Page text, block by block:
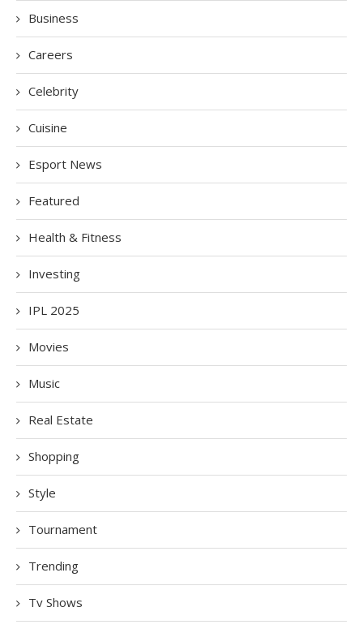
Business
Careers
Celebrity
Cuisine
Esport News
Featured
Health & Fitness
Investing
IPL 2025
Movies
Music
Real Estate
Shopping
Style
Tournament
Trending
Tv Shows